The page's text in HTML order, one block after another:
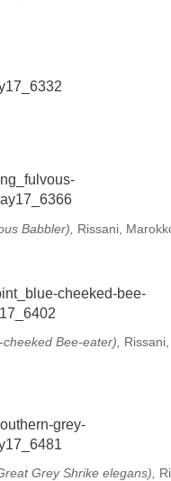
Babbler), Rissani,
cheeked Bee-eater),
Grey Shrike elegans),